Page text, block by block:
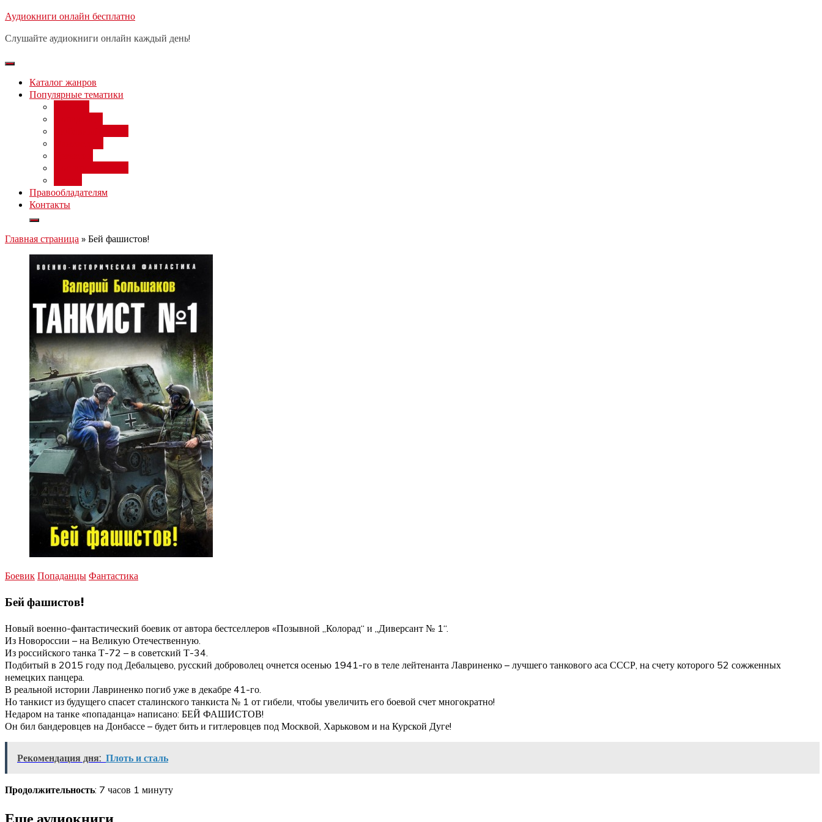
Перейти
содержимому
Аудиокниги онлайн бесплатно
Слушайте аудиокниги онлайн каждый день!
Каталог жанров
Популярные тематики
Правообладателям
Контакты
Главная страница » Бей фашистов!
Боевик Попаданцы Фантастика
Бей фашистов!
Новый военно-фантастический боевик от автора бестселлеров «Позывной „Колорад“ и „Диверсант № 1“.
Из Новороссии – на Великую Отечественную.
Из российского танка Т-72 – в советский Т-34.
Подбитый в 2015 году под Дебальцево, русский доброволец очнется осенью 1941-го в теле лейтенанта Лавриненко – лучшего танкового аса СССР, на счету которого 52 сожженных
немецких панцера.
В реальной истории Лавриненко погиб уже в декабре 41-го.
Но танкист из будущего спасет сталинского танкиста № 1 от гибели, чтобы увеличить его боевой счет многократно!
Недаром на танке «попаданца» написано: БЕЙ ФАШИСТОВ!
Он бил бандеровцев на Донбассе – будет бить и гитлеровцев под Москвой, Харьковом и на Курской Дуге!
Рекомендация дня: Плоть и сталь
Продолжительность: 7 часов 1 минуту